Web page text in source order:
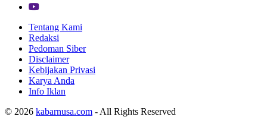
Tentang Kami
Redaksi
Pedoman Siber
Disclaimer
Kebijakan Privasi
Karya Anda
Info Iklan
© 2026 kabarnusa.com - All Rights Reserved